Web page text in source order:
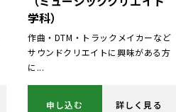
学科）
作曲・DTM・トラックメイカーなど
サウンドクリエイトに興味がある方
に...
申し込む 詳しく見る